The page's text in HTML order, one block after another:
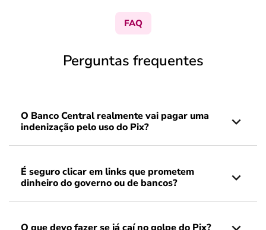
FAQ
Perguntas frequentes
O Banco Central realmente vai pagar uma
indenização pelo uso do Pix?
É seguro clicar em links que prometem
dinheiro do governo ou de bancos?